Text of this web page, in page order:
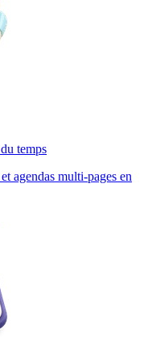
temps
agendas multi-pages en